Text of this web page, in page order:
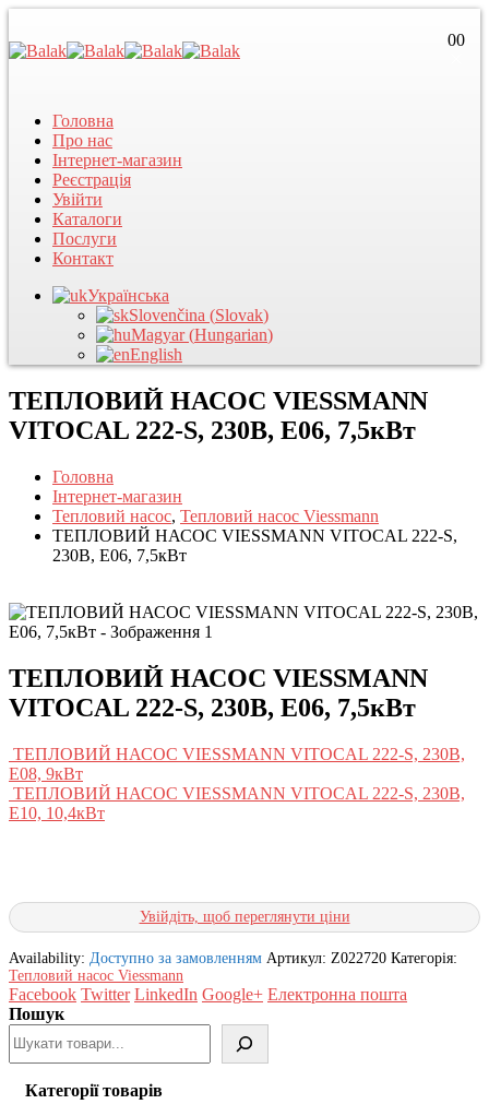
00
Головна
Про нас
Інтернет-магазин
Реєстрація
Увійти
Каталоги
Послуги
Контакт
Українська
Slovenčina (Slovak)
Magyar (Hungarian)
English
ТЕПЛОВИЙ НАСОС VIESSMANN
VITOCAL 222-S, 230В, E06, 7,5кВт
Головна
Інтернет-магазин
Тепловий насос, Тепловий насос Viessmann
ТЕПЛОВИЙ НАСОС VIESSMANN VITOCAL 222-S,
230В, E06, 7,5кВт
ТЕПЛОВИЙ НАСОС VIESSMANN
VITOCAL 222-S, 230В, E06, 7,5кВт
ТЕПЛОВИЙ НАСОС VIESSMANN VITOCAL 222-S, 230В,
E08, 9кВт
ТЕПЛОВИЙ НАСОС VIESSMANN VITOCAL 222-S, 230В,
E10, 10,4кВт
Увійдіть, щоб переглянути ціни
Availability: Доступно за замовленням Артикул: Z022720 Категорія:
Тепловий насос Viessmann
Facebook Twitter LinkedIn Google+ Електронна пошта
Пошук
Категорії товарів